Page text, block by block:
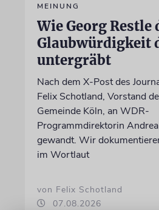
MEINUNG
Wie Georg Restle
Glaubwürdigkeit
untergräbt
Nach dem X-Post des
Felix Schotland, Vorstand
Gemeinde Köln, an WDR-
Programmdirektorin
gewandt. Wir
im Wortlaut
von Felix Schotland
07.08.2026